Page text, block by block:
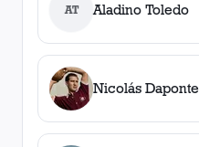
AT Aladino Toledo
Nicolás Daponte